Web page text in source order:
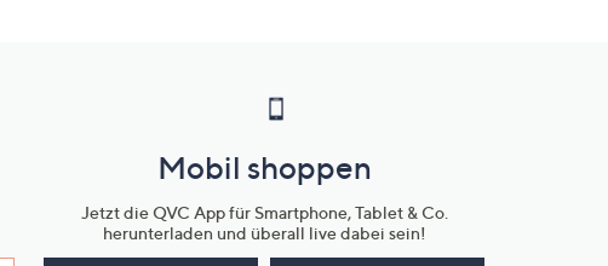
Mobil shoppen
Jetzt die QVC App für Smartphone, Tablet & Co.
herunterladen und überall live dabei sein!